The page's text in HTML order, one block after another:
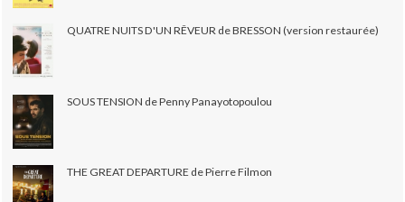
QUATRE NUITS D'UN RÊVEUR de BRESSON (version restaurée)
SOUS TENSION de Penny Panayotopoulou
THE GREAT DEPARTURE de Pierre Filmon